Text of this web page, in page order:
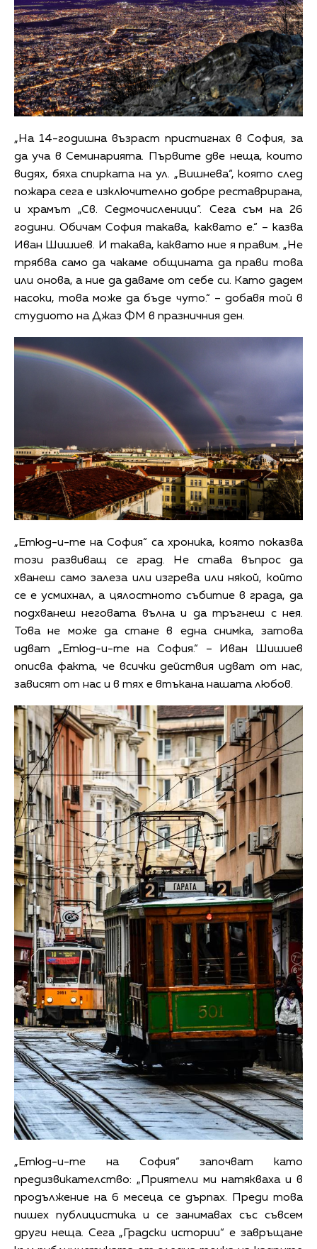
„На 14-годишна възраст пристигнах в София, за
да уча в Семинарията. Първите две неща, които
видях, бяха спирката на ул. „Вишнева“, която след
пожара сега е изключително добре реставрирана,
и храмът „Св. Седмочисленици“. Сега съм на 26
години. Обичам София такава, каквато е.“ – казва
Иван Шишиев. И такава, каквато ние я правим. „Не
трябва само да чакаме общината да прави това
или онова, а ние да даваме от себе си. Като дадем
насоки, това може да бъде чуто.“ – добавя той в
студиото на Джаз ФМ в празничния ден.
„Етюд-и-те на София“ са хроника, която показва
този развиващ се град. Не става въпрос да
хванеш само залеза или изгрева или някой, който
се е усмихнал, а цялостното събитие в града, да
подхванеш неговата вълна и да тръгнеш с нея.
Това не може да стане в една снимка, затова
идват „Етюд-и-те на София.“ – Иван Шишиев
описва факта, че всички действия идват от нас,
зависят от нас и в тях е втъкана нашата любов.
„Етюд-и-те на София“ започват като
предизвикателство: „Приятели ми натякваха и в
продължение на 6 месеца се дърпах. Преди това
пишех публицистика и се занимавах със съвсем
други неща. Сега „Градски истории“ е завръщане